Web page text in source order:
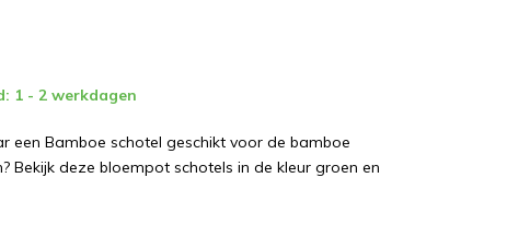
1 - 2 werkdagen
een Bamboe schotel geschikt voor de bamboe
Bekijk deze bloempot schotels in de kleur groen en